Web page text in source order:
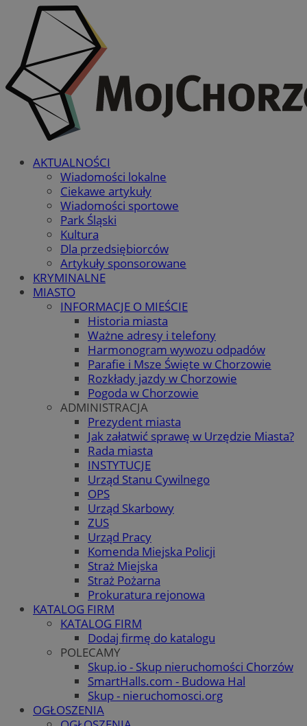
AKTUALNOŚCI
Wiadomości lokalne
Ciekawe artykuły
Wiadomości sportowe
Park Śląski
Kultura
Dla przedsiębiorców
Artykuły sponsorowane
KRYMINALNE
MIASTO
INFORMACJE O MIEŚCIE
Historia miasta
Ważne adresy i telefony
Harmonogram wywozu odpadów
Parafie i Msze Święte w Chorzowie
Rozkłady jazdy w Chorzowie
Pogoda w Chorzowie
ADMINISTRACJA
Prezydent miasta
Jak załatwić sprawę w Urzędzie Miasta?
Rada miasta
INSTYTUCJE
Urząd Stanu Cywilnego
OPS
Urząd Skarbowy
ZUS
Urząd Pracy
Komenda Miejska Policji
Straż Miejska
Straż Pożarna
Prokuratura rejonowa
KATALOG FIRM
KATALOG FIRM
Dodaj firmę do katalogu
POLECAMY
Skup.io - Skup nieruchomości Chorzów
SmartHalls.com - Budowa Hal
Skup - nieruchomosci.org
OGŁOSZENIA